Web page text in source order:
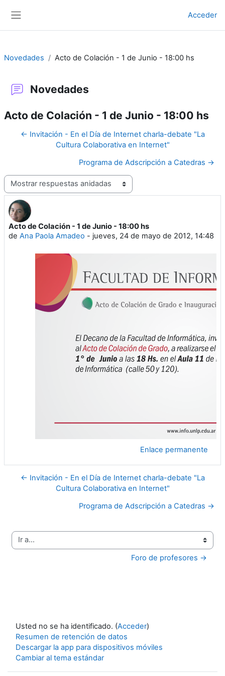
Acceder
Novedades Acto de Colación - 1 de Junio - 18:00 hs
Novedades
Acto de Colación - 1 de Junio - 18:00 hs
← Invitación - En el Día de Internet charla-debate "La
Cultura Colaborativa en Internet"
Programa de Adscripción a Catedras →
Mostrar modo
Acto de Colación - 1 de Junio - 18:00 hs
de Ana Paola Amadeo - jueves, 24 de mayo de 2012, 14:48
Número de respuestas: 0
Enlace permanente
← Invitación - En el Día de Internet charla-debate "La
Cultura Colaborativa en Internet"
Programa de Adscripción a Catedras →
Ir a...
Foro de profesores →
Usted no se ha identificado. (Acceder)
Resumen de retención de datos
Descargar la app para dispositivos móviles
Cambiar al tema estándar